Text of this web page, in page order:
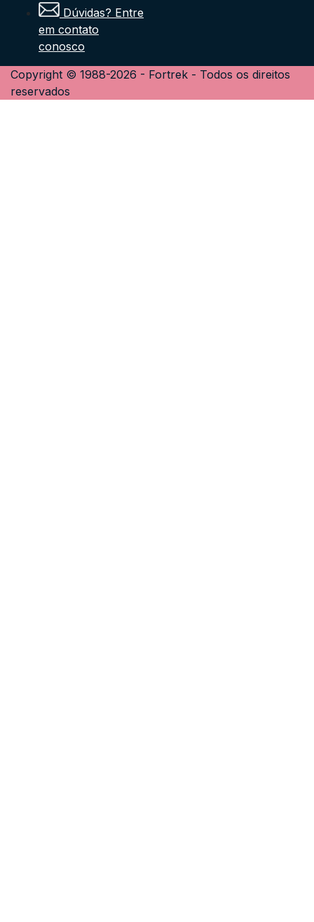
Dúvidas? Entre
em contato
conosco
Copyright © 1988-2026 - Fortrek - Todos os direitos
reservados